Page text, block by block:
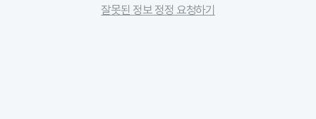
잘못된 정보 정정 요청하기